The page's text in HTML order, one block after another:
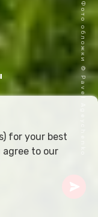
Фото обложки © Pavel Ageychenko
for your best
agree to our